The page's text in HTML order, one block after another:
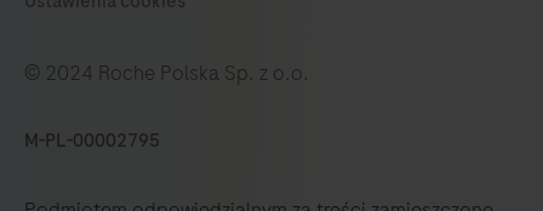
© 2024 Roche Polska Sp. z o.o.
M-PL-00002795